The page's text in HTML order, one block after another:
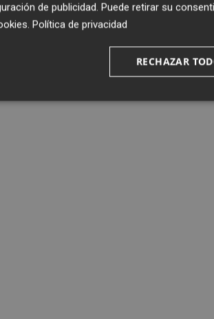
de publicidad. Puede retirar su
. Política de privacidad
RECHAZAR